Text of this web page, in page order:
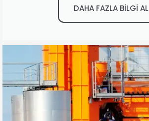
DAHA FAZLA BİLGİ AL